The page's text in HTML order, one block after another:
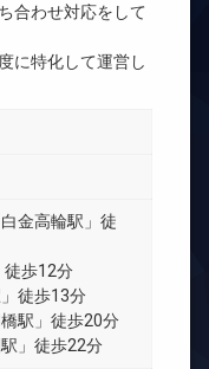
合わせ対応をして
に特化して運営し
金高輪駅」徒
徒歩12分
徒歩13分
駅」徒歩20分
」徒歩22分